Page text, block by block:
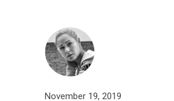
November 19, 2019